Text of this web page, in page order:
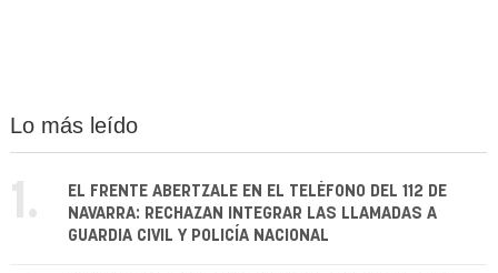
Lo más leído
1.
EL FRENTE ABERTZALE EN EL TELÉFONO DEL 112 DE
NAVARRA: RECHAZAN INTEGRAR LAS LLAMADAS A
GUARDIA CIVIL Y POLICÍA NACIONAL